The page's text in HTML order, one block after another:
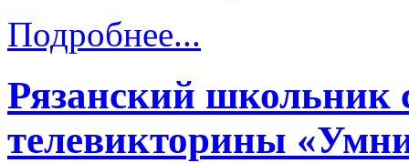
Подробнее...
Рязанский школьник
телевикторины